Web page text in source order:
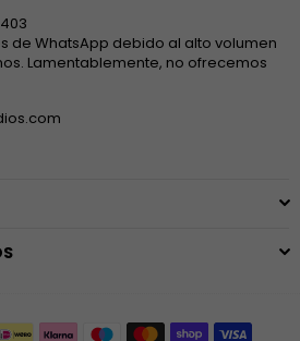
de WhatsApp debido al alto volumen
Lamentablemente, no ofrecemos